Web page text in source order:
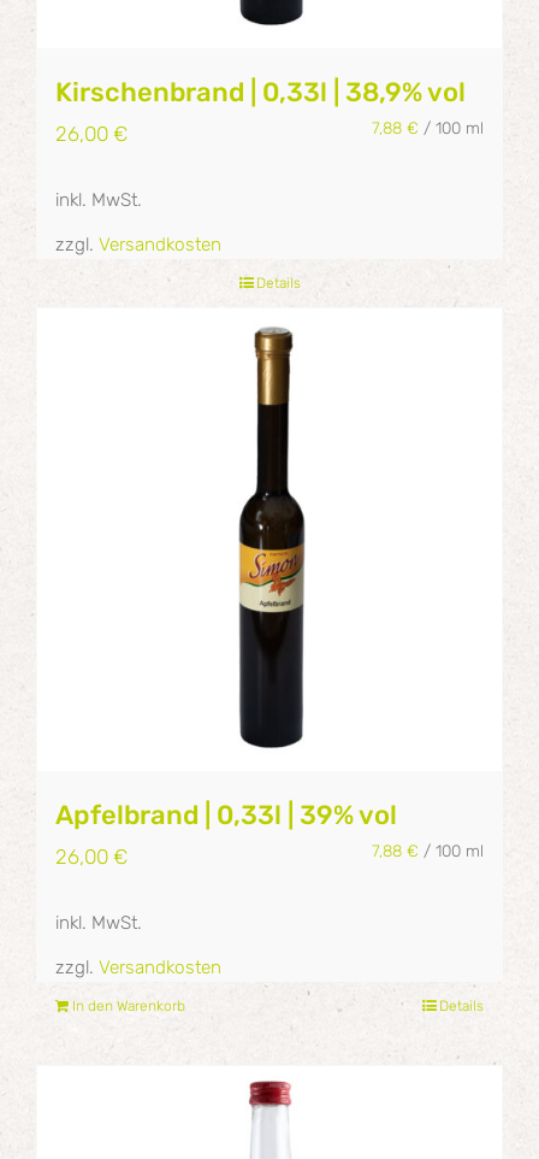
Kirschenbrand | 0,33l | 38,9% vol
26,00 € 7,88€ /100 ml
inkl. MwSt.
zzgl. Versandkosten
Details
Apfelbrand | 0,33l | 39% vol
26,00 € 7,88€ /100 ml
inkl. MwSt.
zzgl. Versandkosten
In den Warenkorb Details